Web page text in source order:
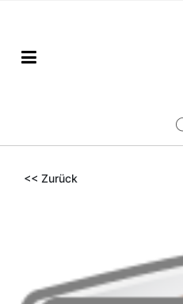
<< Zurück